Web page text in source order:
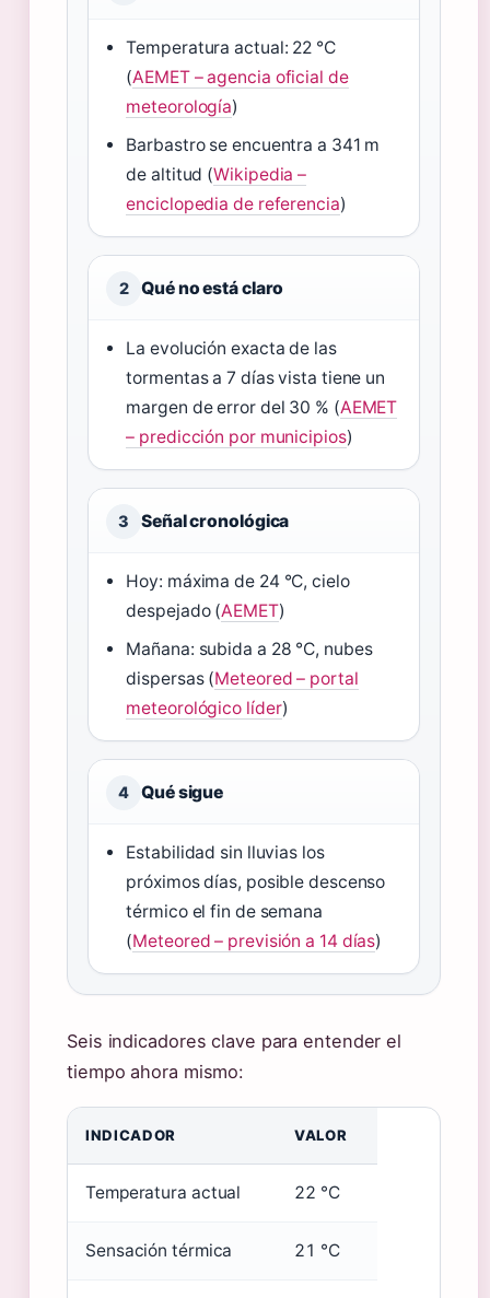
Temperatura actual: 22 °C
(AEMET – agencia oficial de
meteorología)
Barbastro se encuentra a 341 m
de altitud (Wikipedia –
enciclopedia de referencia)
2 Qué no está claro
La evolución exacta de las
tormentas a 7 días vista tiene un
margen de error del 30 % (AEMET
– predicción por municipios)
3 Señal cronológica
Hoy: máxima de 24 °C, cielo
despejado (AEMET)
Mañana: subida a 28 °C, nubes
dispersas (Meteored – portal
meteorológico líder)
4 Qué sigue
Estabilidad sin lluvias los
próximos días, posible descenso
térmico el fin de semana
(Meteored – previsión a 14 días)
Seis indicadores clave para entender el
tiempo ahora mismo:
INDICADOR VALOR
Temperatura actual 22 °C
Sensación térmica 21 °C